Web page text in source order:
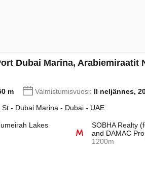
Dubai Marina, Arabiemiraatit
m Valmistumisvuosi: II neljännes,
- Dubai Marina - Dubai - UAE
Lakes
SOBHA Realty
and DAMAC
1200m